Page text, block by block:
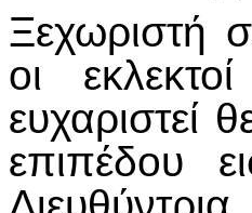
Ξεχωριστή
οι
ευχαριστεί
επιπέδου